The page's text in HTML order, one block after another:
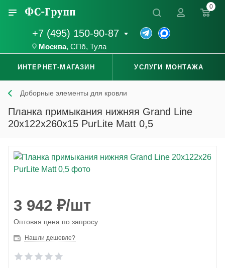
+7 (495) 150-90-87
Москва, СПб, Тула
0
ИНТЕРНЕТ-МАГАЗИН УСЛУГИ МОНТАЖА
Доборные элементы для кровли
Планка примыкания нижняя Grand Line
20x122x260x15 PurLite Matt 0,5
3 942 ₽/шт
Оптовая цена по запросу.
Нашли дешевле?